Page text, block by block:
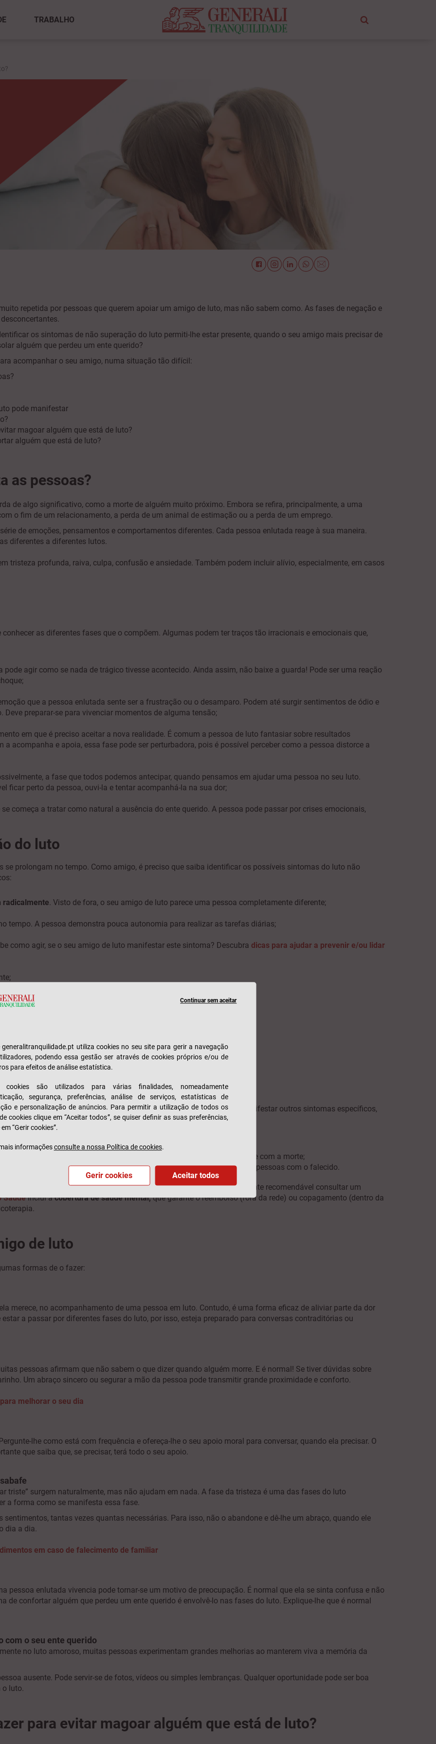
TRABALHO
repetida por pessoas que querem apoiar um amigo de luto, mas não sabem como. As fases de negação e
os sintomas de não superação do luto permiti-lhe estar presente, quando o seu amigo mais precisar de
alguém que perdeu um ente querido?
acompanhar o seu amigo, numa situação tão difícil:
pode manifestar
magoar alguém que está de luto?
alguém que está de luto?
as pessoas?
de algo significativo, como a morte de alguém muito próximo. Embora se refira, principalmente, a uma
o fim de um relacionamento, a perda de um animal de estimação ou a perda de um emprego.
de emoções, pensamentos e comportamentos diferentes. Cada pessoa enlutada reage à sua maneira.
diferentes a diferentes lutos.
tristeza profunda, raiva, culpa, confusão e ansiedade. Também podem incluir alívio, especialmente, em casos
as diferentes fases que o compõem. Algumas podem ter traços tão irracionais e emocionais que,
pode agir como se nada de trágico tivesse acontecido. Ainda assim, não baixe a guarda! Pode ser uma reação
que a pessoa enlutada sente ser a frustração ou o desamparo. Podem até surgir sentimentos de ódio e
preparar-se para vivenciar momentos de alguma tensão;
em que é preciso aceitar a nova realidade. É comum a pessoa de luto fantasiar sobre resultados
a acompanha e apoia, essa fase pode ser perturbadora, pois é possível perceber como a pessoa distorce a
a fase que todos podemos antecipar, quando pensamos em ajudar uma pessoa no seu luto.
ficar perto da pessoa, ouvi-la e tentar acompanhá-la na sua dor;
se começa a tratar como natural a ausência do ente querido. A pessoa pode passar por crises emocionais,
do luto
se prolongam no tempo. Como amigo, é preciso que saiba identificar os possíveis sintomas do luto não
radicalmente. Visto de fora, o seu amigo de luto parece uma pessoa completamente diferente;
tempo. A pessoa demonstra pouca autonomia para realizar as tarefas diárias;
como agir, se o seu amigo de luto manifestar este sintoma? Descubra dicas para ajudar a prevenir e/ou lidar
ter agido ou remediado determinadas situações;
de luto pode manifestar
dos sintomas comuns de não superação do luto, o seu amigo pode manifestar outros sintomas específicos,
à pessoa que morreu;
ou a doença que causou a morte;
Geralmente relacionam-se com a morte;
à pessoa falecida. Um exemplo muito comum é confundir outras pessoas com o falecido.
Podem ser o início de um processo muito traumático e longo. É altamente recomendável consultar um
Saúdeinclui acobertura de saúde mental,que garante o reembolso (fora da rede) ou copagamento (dentro da
de luto
formas de o fazer:
merece, no acompanhamento de uma pessoa em luto. Contudo, é uma forma eficaz de aliviar parte da dor
a passar por diferentes fases do luto, por isso, esteja preparado para conversas contraditórias ou
pessoas afirmam que não sabem o que dizer quando alguém morre. E é normal! Se tiver dúvidas sobre
Um abraço sincero ou segurar a mão da pessoa pode transmitir grande proximidade e conforto.
melhorar o seu dia
lhe como está com frequência e ofereça-lhe o seu apoio moral para conversar, quando ela precisar. O
que saiba que, se precisar, terá todo o seu apoio.
triste” surgem naturalmente, mas não ajudam em nada. A fase da tristeza é uma das fases do luto
a forma como se manifesta essa fase.
sentimentos, tantas vezes quantas necessárias. Para isso, não o abandone e dê-lhe um abraço, quando ele
dia a dia.
em caso de falecimento de familiar
pessoa enlutada vivencia pode tornar-se um motivo de preocupação. É normal que ela se sinta confusa e não
de confortar alguém que perdeu um ente querido é envolvê-lo nas fases do luto. Explique-lhe que é normal
com o seu ente querido
no luto amoroso, muitas pessoas experimentam grandes melhorias ao manterem viva a memória da
ausente. Pode servir-se de fotos, vídeos ou simples lembranças. Qualquer oportunidade pode ser boa
o luto.
para evitar magoar alguém que está de luto?
Continuar sem aceitar
generalitranquilidade.pt utiliza cookies no seu site para gerir a navegação
podendo essa gestão ser através de cookies próprios e/ou de
para efeitos de análise estatística.
cookies são utilizados para várias finalidades, nomeadamente
segurança, preferências, análise de serviços, estatísticas de
e personalização de anúncios. Para permitir a utilização de todos os
cookies clique em “Aceitar todos”, se quiser definir as suas preferências,
“Gerir cookies”.
informaçõesconsulte a nossa Política de cookies.
Gerir cookies Aceitar todos